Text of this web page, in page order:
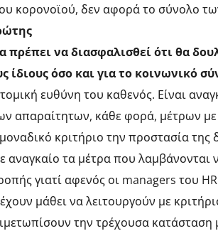
κορονοϊού, δεν αφορά το σύνολο
πρέπει να διασφαλισθεί ότι θα
ίδιους όσο και για το κοινωνικό
ευθύνη του καθενός. Είναι
απαραίτητων, κάθε φορά, μέτρων με
κριτήριο την προστασία της
αναγκαίο τα μέτρα που λαμβάνονται
γιατί αφενός οι managers του HR
μάθει να λειτουργούν με
την τρέχουσα κατάσταση